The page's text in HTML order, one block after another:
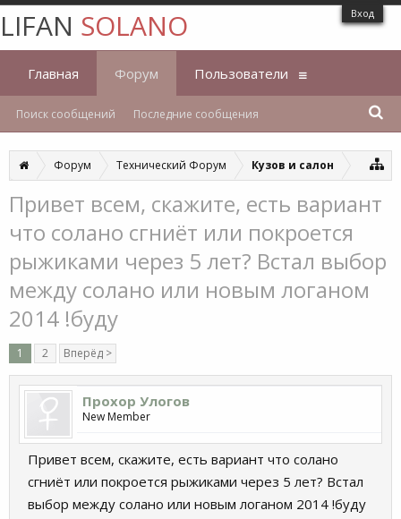
Вход
Форум Технический Форум Кузов и салон
Привет всем, скажите, есть вариант
что солано сгниёт или покроется
рыжиками через 5 лет? Встал выбор
между солано или новым логаном
2014 !буду
1 2 Вперёд >
Прохор Улогов
New Member
Привет всем, скажите, есть вариант что солано
сгниёт или покроется рыжиками через 5 лет? Встал
выбор между солано или новым логаном 2014 !буду
LIFAN SOLANO
Главная Форум
Поиск сообщений Последние сообщения
Пользователи